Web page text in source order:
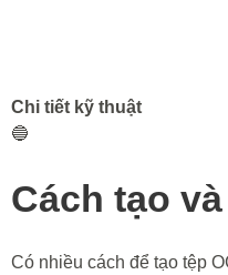
Chi tiết kỹ thuật
🔵
Cách tạo
Có nhiều cách để tạo tệp